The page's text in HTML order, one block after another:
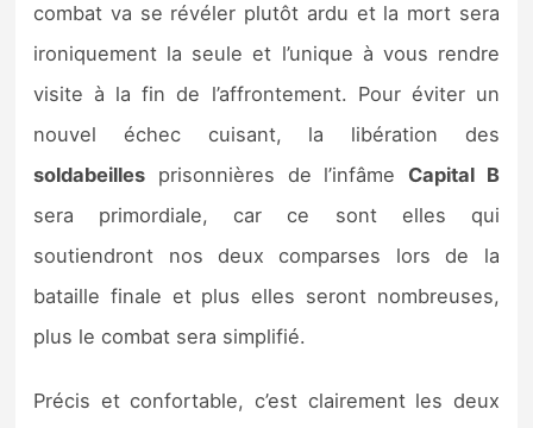
combat va se révéler plutôt ardu et la mort sera
ironiquement la seule et l’unique à vous rendre
visite à la fin de l’affrontement. Pour éviter un
nouvel échec cuisant, la libération des
soldabeilles prisonnières de l’infâme Capital B
sera primordiale, car ce sont elles qui
soutiendront nos deux comparses lors de la
bataille finale et plus elles seront nombreuses,
plus le combat sera simplifié.
Précis et confortable, c’est clairement les deux